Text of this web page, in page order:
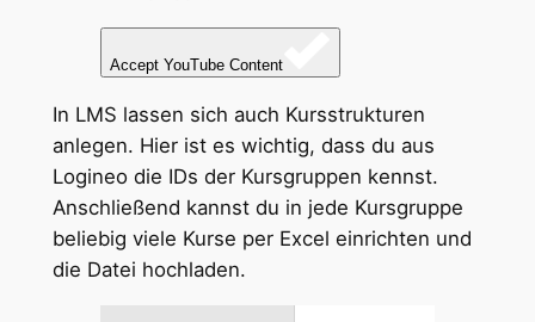
Accept YouTube Content
In LMS lassen sich auch Kursstrukturen
anlegen. Hier ist es wichtig, dass du aus
Logineo die IDs der Kursgruppen kennst.
Anschließend kannst du in jede Kursgruppe
beliebig viele Kurse per Excel einrichten und
die Datei hochladen.